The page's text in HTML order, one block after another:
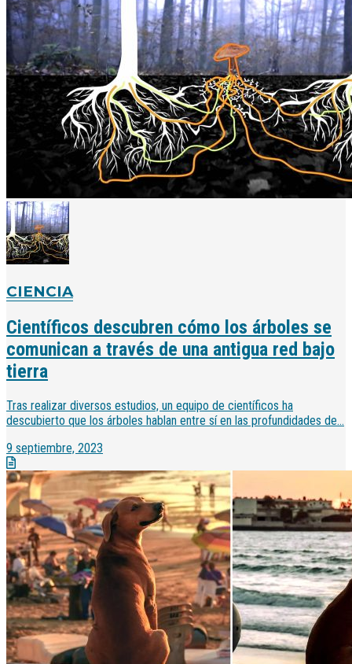
CIENCIA
Científicos descubren cómo los árboles se
comunican a través de una antigua red bajo
tierra
Tras realizar diversos estudios, un equipo de científicos ha
descubierto que los árboles hablan entre sí en las profundidades de...
9 septiembre, 2023